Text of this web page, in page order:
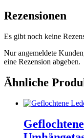
Rezensionen
Es gibt noch keine
Nur angemeldete
eine Rezension abgeben.
Ähnliche